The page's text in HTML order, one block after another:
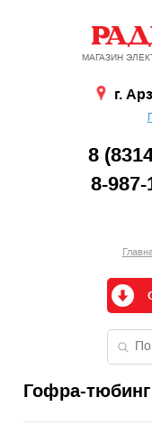
МАГАЗИН
г.
8
8-
Гофра-тюбинг